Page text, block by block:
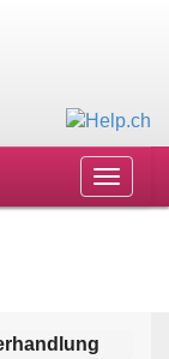
Toggle